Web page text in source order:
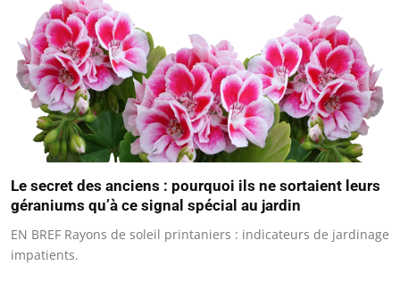
Le secret des anciens : pourquoi ils ne sortaient leurs
géraniums qu’à ce signal spécial au jardin
EN BREF Rayons de soleil printaniers : indicateurs de jardinage
impatients.